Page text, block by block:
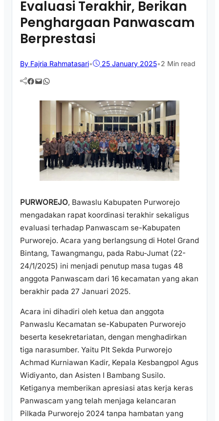
Evaluasi Terakhir, Berikan
Penghargaan Panwascam
Berprestasi
By Fajria Rahmatasari• 25 January 2025•2 Min read
Facebook Mail WhatsApp
PURWOREJO, Bawaslu Kabupaten Purworejo
mengadakan rapat koordinasi terakhir sekaligus
evaluasi terhadap Panwascam se-Kabupaten
Purworejo. Acara yang berlangsung di Hotel Grand
Bintang, Tawangmangu, pada Rabu-Jumat (22-
24/1/2025) ini menjadi penutup masa tugas 48
anggota Panwascam dari 16 kecamatan yang akan
berakhir pada 27 Januari 2025.
Acara ini dihadiri oleh ketua dan anggota
Panwaslu Kecamatan se-Kabupaten Purworejo
beserta kesekretariatan, dengan menghadirkan
tiga narasumber. Yaitu Plt Sekda Purworejo
Achmad Kurniawan Kadir, Kepala Kesbangpol Agus
Widiyanto, dan Asisten I Bambang Susilo.
Ketiganya memberikan apresiasi atas kerja keras
Panwascam yang telah menjaga kelancaran
Pilkada Purworejo 2024 tanpa hambatan yang